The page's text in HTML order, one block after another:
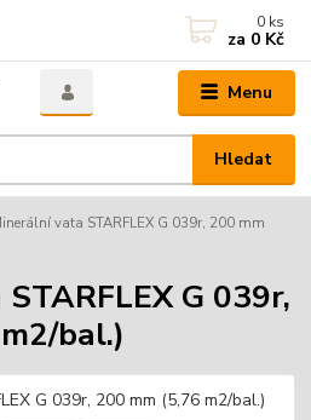
Menu
Hledat
0 ks
za 0 Kč
vata STARFLEX G 039r, 200 mm
G 039r,
bal.)